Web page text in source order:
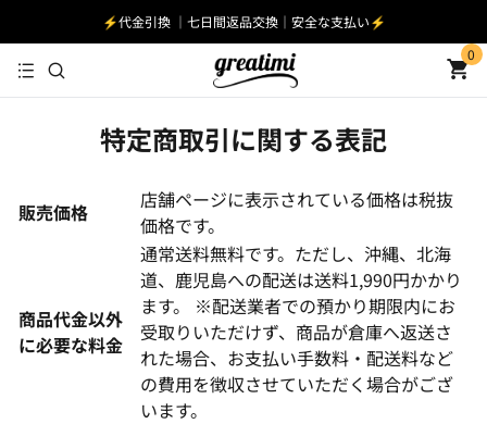
⚡️代金引換 ｜七日間返品交換｜安全な支払い⚡️
0
特定商取引に関する表記
販売価格
店舗ページに表示されている価格は税抜
価格です。
商品代金以外
に必要な料金
通常送料無料です。ただし、沖縄、北海
道、鹿児島への配送は送料1,990円かかり
ます。 ※配送業者での預かり期限内にお
受取りいただけず、商品が倉庫へ返送さ
れた場合、お支払い手数料・配送料など
の費用を徴収させていただく場合がござ
います。